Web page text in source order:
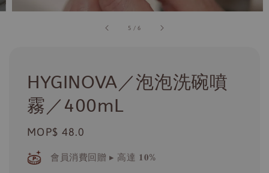
5 /6
HYGINOVA／泡泡洗碗噴
霧／400mL
Regular
price
MOP$ 48.0
會員消費回贈 ▸ 高達 𝟏𝟎%